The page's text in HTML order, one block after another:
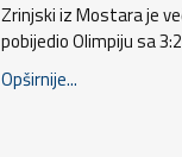
Zrinjski iz Mostara je
pobijedio Olimpiju sa
Opširnije...